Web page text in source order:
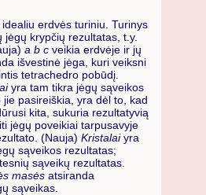
erdvės turiniu. Turinys
jėgų krypčių rezultatas, t.y.
a b c veikia erdvėje ir jų
išvestinė jėga, kuri veiksni
tetrachedro pobūdį.
yra tam tikra jėgų sąveikos
jie pasireiškia, yra dėl to, kad
kita, sukuria rezultatyvią
jėgų poveikiai tarpusavyje
(Nauja) Kristalaiyra
sąveikos rezultatas;
sąveikų rezultatas.
masės atsiranda
sąveikas.